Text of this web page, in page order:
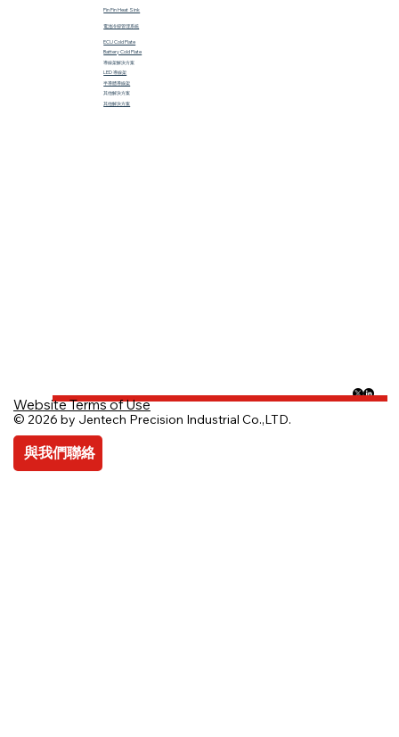
Pin Fin Heat Sink
電池冷卻管理系統
ECU Cold Plate
Battery Cold Plate
導線架解決方案
LED 導線架
半導體導線架
​其他解決方案
其他解決方案
Website Terms of Use
© 2026 by Jentech Precision Industrial Co.,LTD.
與我們聯絡